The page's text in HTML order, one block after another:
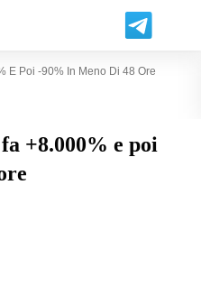
E Poi -90% In Meno Di 48 Ore
+8.000% e poi